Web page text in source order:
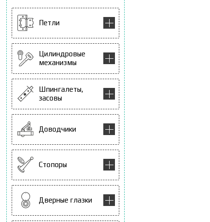
Петли
Цилиндровые
механизмы
Шпингалеты,
засовы
Доводчики
Стопоры
Дверные глазки